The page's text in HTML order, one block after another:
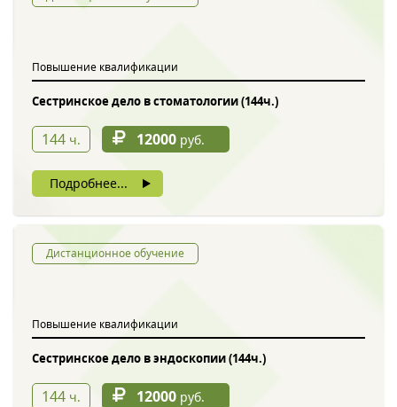
Повышение квалификации
Сестринское дело в стоматологии (144ч.)
144 ч. 12000 руб.
Подробнее...
Дистанционное обучение
Повышение квалификации
Сестринское дело в эндоскопии (144ч.)
144 ч. 12000 руб.
Нажимая на кнопку, вы даете согласие на обработку своих